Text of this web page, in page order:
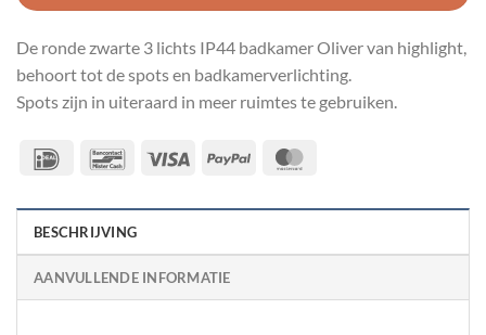
De ronde zwarte 3 lichts IP44 badkamer Oliver van highlight,
behoort tot de spots en badkamerverlichting.
Spots zijn in uiteraard in meer ruimtes te gebruiken.
IDeal Bancontact
Visa PayPal
BESCHRIJVING
AANVULLENDE INFORMATIE